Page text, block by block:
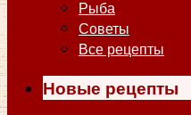
Рыба
Советы
Все рецепты
Новые рецепты